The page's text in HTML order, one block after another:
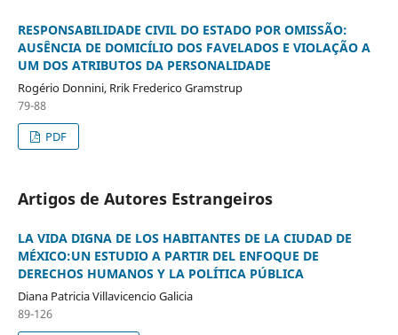
RESPONSABILIDADE CIVIL DO ESTADO POR OMISSÃO:
AUSÊNCIA DE DOMICÍLIO DOS FAVELADOS E VIOLAÇÃO A
UM DOS ATRIBUTOS DA PERSONALIDADE
Rogério Donnini, Rrik Frederico Gramstrup
79-88
PDF
Artigos de Autores Estrangeiros
LA VIDA DIGNA DE LOS HABITANTES DE LA CIUDAD DE
MÉXICO:UN ESTUDIO A PARTIR DEL ENFOQUE DE
DERECHOS HUMANOS Y LA POLÍTICA PÚBLICA
Diana Patricia Villavicencio Galicia
89-126